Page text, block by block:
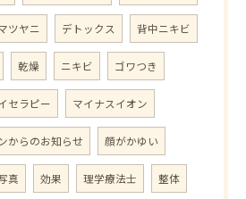
ツヤニ デトックス 背中ニキビ
乾燥 ニキビ ゴワつき
セラピー マイナスイオン
からのお知らせ 顔がかゆい
真 効果 理学療法士 整体